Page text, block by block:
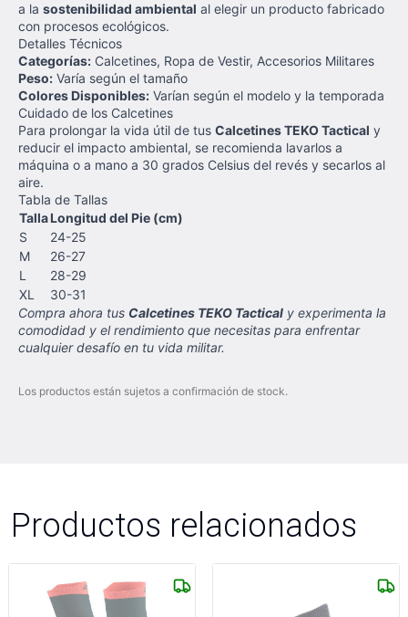
a la sostenibilidad ambiental al elegir un producto fabricado
con procesos ecológicos.
Detalles Técnicos
Categorías: Calcetines, Ropa de Vestir, Accesorios Militares
Peso: Varía según el tamaño
Colores Disponibles: Varían según el modelo y la temporada
Cuidado de los Calcetines
Para prolongar la vida útil de tus Calcetines TEKO Tactical y
reducir el impacto ambiental, se recomienda lavarlos a
máquina o a mano a 30 grados Celsius del revés y secarlos al
aire.
Tabla de Tallas
TallaLongitud del Pie (cm)
S
24-25
M
26-27
L
28-29
XL
30-31
Compra ahora tus Calcetines TEKO Tactical y experimenta la
comodidad y el rendimiento que necesitas para enfrentar
cualquier desafío en tu vida militar.
Los productos están sujetos a confirmación de stock.
Productos relacionados